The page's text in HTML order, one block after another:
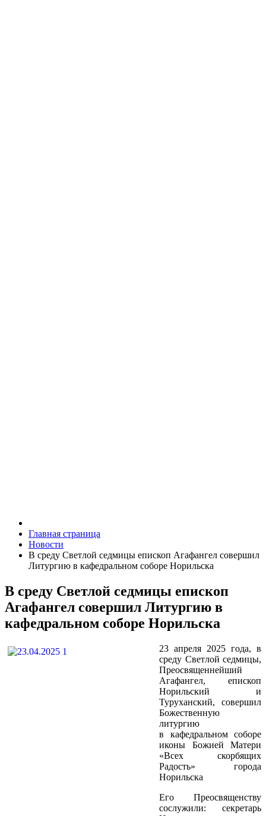
Главная страница
Новости
В среду Светлой седмицы епископ Агафангел совершил
Литургию в кафедральном соборе Норильска
В среду Светлой седмицы епископ
Агафангел совершил Литургию в
кафедральном соборе Норильска
23 апреля 2025 года, в
среду Светлой седмицы,
Преосвященнейший
Агафангел, епископ
Норильский и
Туруханский, совершил
Божественную
литургию
в кафедральном соборе
иконы Божией Матери
«Всех скорбящих
Радость» города
Норильска
Его Преосвященству
сослужили: секретарь